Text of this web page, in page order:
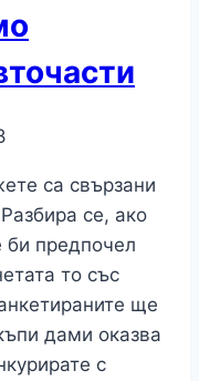
са свързани
се, ако
би предпочел
то със
ще
дами оказва
с